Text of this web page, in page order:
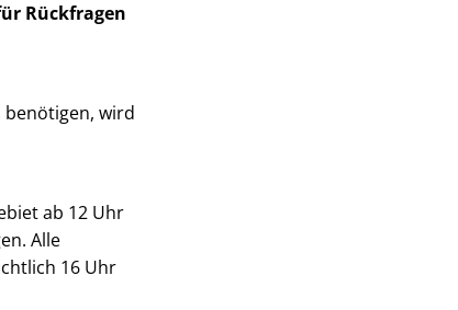
Rückfragen
benötigen, wird
ab 12 Uhr
Alle
16 Uhr